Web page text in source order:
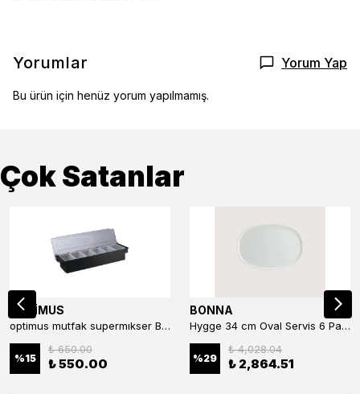
Yorumlar Yorum Yap
Bu ürün için henüz yorum yapılmamış.
Çok Satanlar
OPTİMUS
optimus mutfak supermıkser Bar Konteyner 6'lı 50×16×9 cm Kapaklı Polikarbon Organizer Bar & Kafe
%15
₺ 650.00
₺ 550.00
BONNA
Hygge 34 cm Oval Servis 6 Parça
%29
₺ 4,028.04
₺ 2,864.51